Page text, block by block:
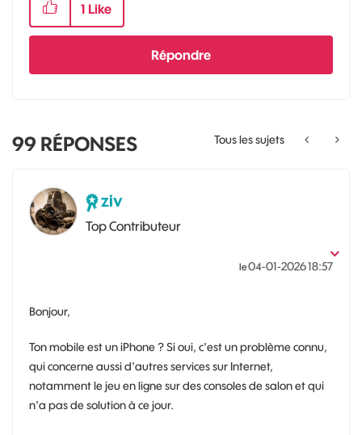
1 Like
Répondre
Tous les sujets
99 RÉPONSES
ziv
Top Contributeur
le‎04-01-202618:57
Bonjour,
Ton mobile est un iPhone ? Si oui, c'est un problème connu,
qui concerne aussi d'autres services sur Internet,
notamment le jeu en ligne sur des consoles de salon et qui
n'a pas de solution à ce jour.